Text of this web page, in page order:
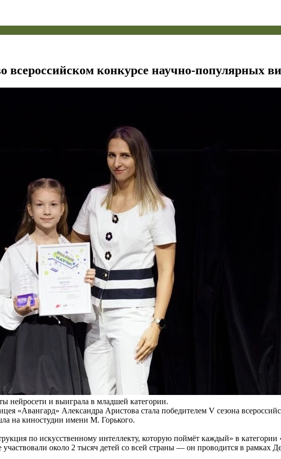
конкурсе научно‑популярных
нейросети и выиграла в младшей категории.
«Авангард» Александра Аристова стала победителем V сезона
на киностудии имени М. Горького.
по искусственному интеллекту, которую поймёт каждый» в
около 2 тысяч детей со всей страны — он проводится в рамках